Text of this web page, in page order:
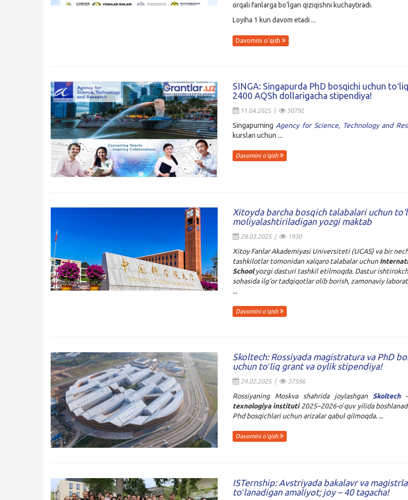
orqali fanlarga bo‘lgan qiziqishni kuchaytiradi.
Loyiha 1 kun davom etadi ...
Davomini o'qish
SINGA: Singapurda PhD bosqichi uchun
2400 AQSh dollarigacha stipendiya!
11.04.2025 | 30792
Singapurning Agency for Science, Technology and
kurslari uchun ...
Davomini o'qish
Xitoyda barcha bosqich talabalari uchun
moliyalashtiriladigan yozgi maktab
28.03.2025 | 1930
Xitoy Fanlar Akademiyasi Universiteti (UCAS) va bir
tashkilotlar tomonidan xalqaro talabalar uchun
Schoolyozgi dasturi tashkil etilmoqda. Dastur
sohasida ilg‘or tadqiqotlar olib borish, zamonaviy
...
Davomini o'qish
Skoltech: Rossiyada magistratura va PhD
uchun toʻliq grant va oylik stipendiya!
24.02.2025 | 37596
Rossiyaning Moskva shahrida joylashgan Skoltech
texnologiya instituti2025–2026-oʻquv yilida
Phd bosqichlari uchun arizalar qabul qilmoqda. ...
Davomini o'qish
ISTernship: Avstriyada bakalavr va
toʻlanadigan amaliyot; joy – 40 tagacha!